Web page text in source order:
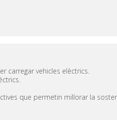
carregar vehicles elèctrics.
que permetin millorar la